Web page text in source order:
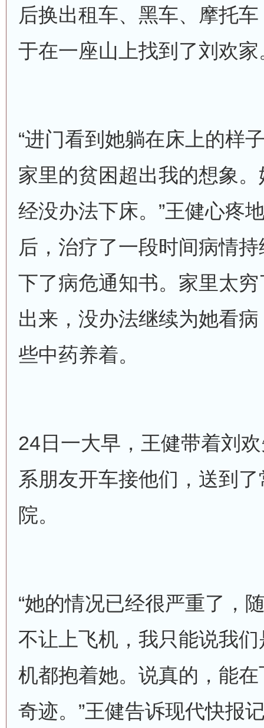
后换出租车、黑车、摩托
于在一座山上找到了刘欢家
“进门看到她躺在床上的样
家里的贫困超出我的想象
经没办法下床。”王健心疼
后，治疗了一段时间病情
下了病危通知书。家里太
出来，没办法继续为她看
些中药养着。
24日一大早，王健带着刘
系朋友开车接他们，送到
院。
“她的情况已经很严重了，
不让上飞机，我只能说我们
机都抱着她。说真的，能
奇迹。”王健告诉现代快报